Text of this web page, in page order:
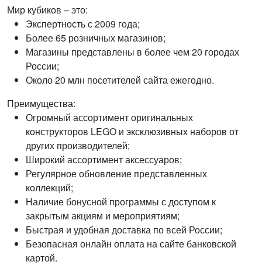
Мир кубиков – это:
Экспертность с 2009 года;
Более 65 розничных магазинов;
Магазины представлены в более чем 20 городах
России;
Около 20 млн посетителей сайта ежегодно.
Преимущества:
Огромный ассортимент оригинальных
конструкторов LEGO и эксклюзивных наборов от
других производителей;
Широкий ассортимент аксессуаров;
Регулярное обновление представленных
коллекций;
Наличие бонусной программы с доступом к
закрытым акциям и мероприятиям;
Быстрая и удобная доставка по всей России;
Безопасная онлайн оплата на сайте банковской
картой.